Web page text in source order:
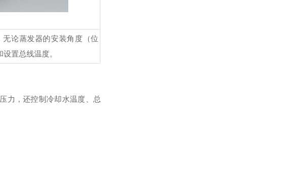
论蒸发器的安装角度（位
置总线温度。
力，还控制冷却水温度、总